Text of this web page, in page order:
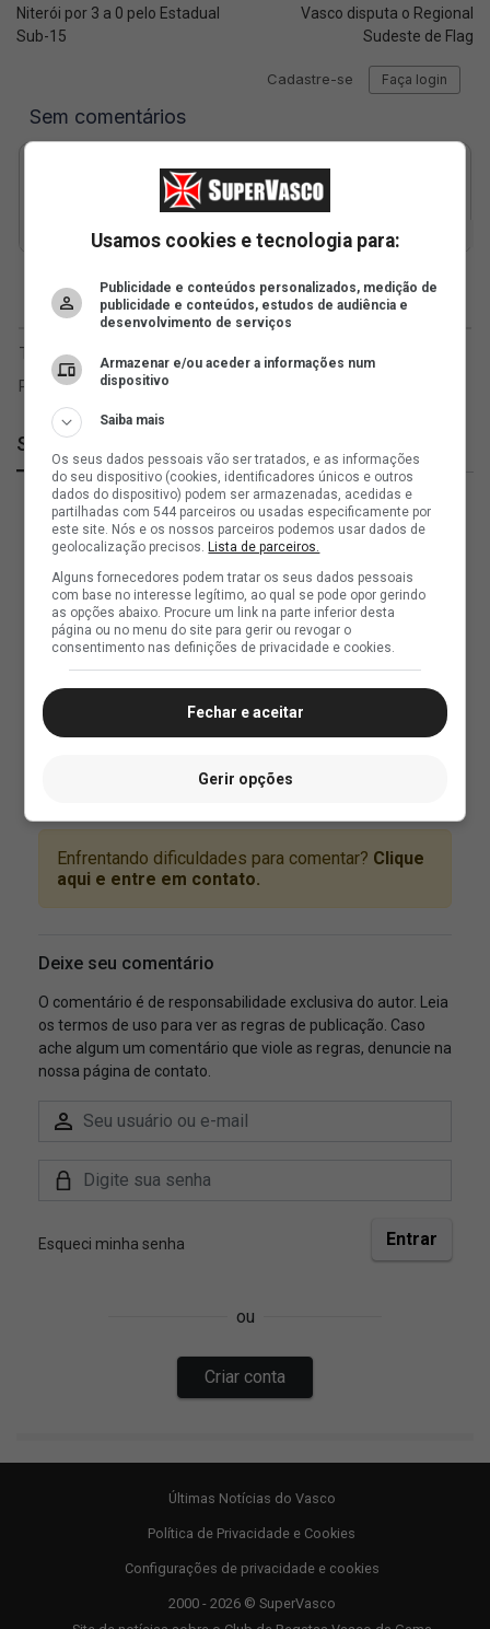
Niterói por 3 a 0 pelo Estadual
Sub-15
Vasco disputa o Regional
Sudeste de Flag
SuperVasco
Últimas Notícias do Vasco
Política de Privacidade e Cookies
Configurações de privacidade e cookies
2000 - 2026 © SuperVasco
Usamos cookies e tecnologia para:
Publicidade e conteúdos personalizados, medição de
publicidade e conteúdos, estudos de audiência e
desenvolvimento de serviços
Armazenar e/ou aceder a informações num
dispositivo
Saiba mais
Os seus dados pessoais vão ser tratados, e as informações
do seu dispositivo (cookies, identificadores únicos e outros
dados do dispositivo) podem ser armazenadas, acedidas e
partilhadas com 544 parceiros ou usadas especificamente por
este site. Nós e os nossos parceiros podemos usar dados de
geolocalização precisos. Lista de parceiros.
Alguns fornecedores podem tratar os seus dados pessoais
com base no interesse legítimo, ao qual se pode opor gerindo
as opções abaixo. Procure um link na parte inferior desta
página ou no menu do site para gerir ou revogar o
consentimento nas definições de privacidade e cookies.
Fechar e aceitar
Gerir opções